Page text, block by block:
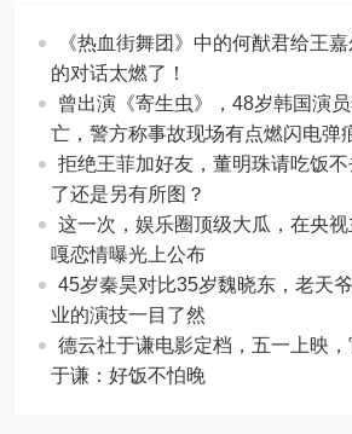
《热血街舞团》中的何猷君给王
的对话太燃了！
曾出演《寄生虫》，48岁韩国演
亡，警方称事故现场有点燃闪电弹
拒绝王菲加好友，董明珠请吃饭
了还是另有所图？
这一次，娱乐圈顶级大瓜，在央
嘎恋情曝光上公布
45岁秦昊对比35岁魏晓东，老天
业的演技一目了然
德云社于谦电影定档，五一上映，
于谦：好饭不怕晚